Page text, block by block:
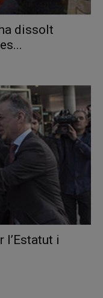
dissolt
l’Estatut i